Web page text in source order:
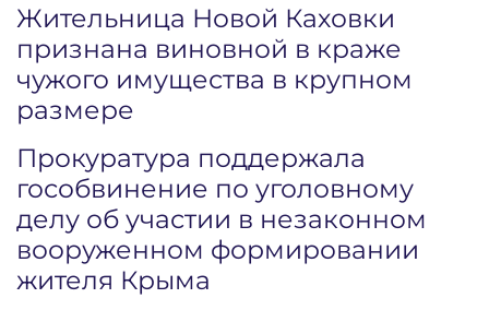
Жительница Новой Каховки
признана виновной в краже
чужого имущества в крупном
размере
Прокуратура поддержала
гособвинение по уголовному
делу об участии в незаконном
вооруженном формировании
жителя Крыма